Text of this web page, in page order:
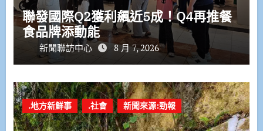
聯發國際Q2獲利飆近5成！Q4再推餐
食品牌添動能
新聞聯訪中心 8 月 7, 2026
.地方新鮮事 .社會 新聞來源:勁報